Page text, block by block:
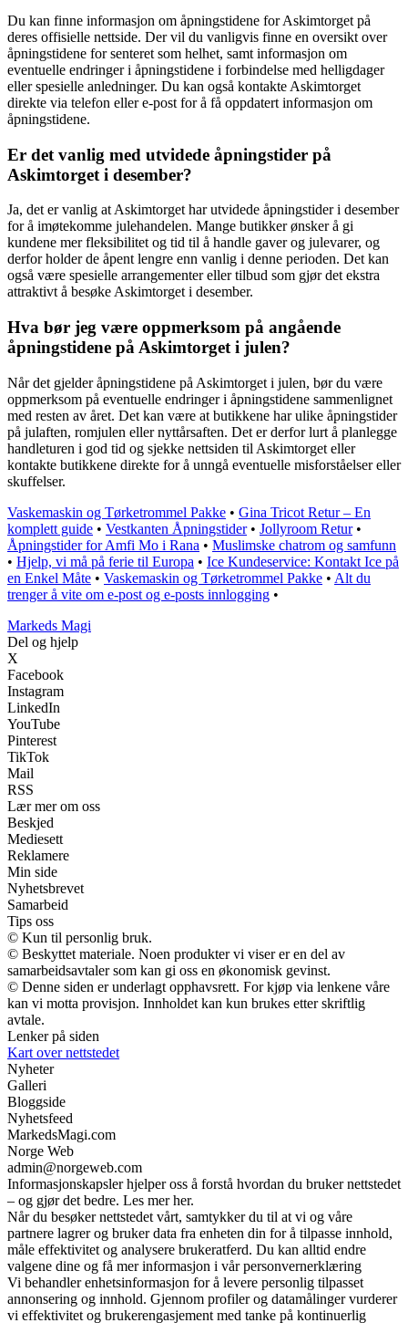
Du kan finne informasjon om åpningstidene for Askimtorget på
deres offisielle nettside. Der vil du vanligvis finne en oversikt over
åpningstidene for senteret som helhet, samt informasjon om
eventuelle endringer i åpningstidene i forbindelse med helligdager
eller spesielle anledninger. Du kan også kontakte Askimtorget
direkte via telefon eller e-post for å få oppdatert informasjon om
åpningstidene.
Er det vanlig med utvidede åpningstider på
Askimtorget i desember?
Ja, det er vanlig at Askimtorget har utvidede åpningstider i desember
for å imøtekomme julehandelen. Mange butikker ønsker å gi
kundene mer fleksibilitet og tid til å handle gaver og julevarer, og
derfor holder de åpent lengre enn vanlig i denne perioden. Det kan
også være spesielle arrangementer eller tilbud som gjør det ekstra
attraktivt å besøke Askimtorget i desember.
Hva bør jeg være oppmerksom på angående
åpningstidene på Askimtorget i julen?
Når det gjelder åpningstidene på Askimtorget i julen, bør du være
oppmerksom på eventuelle endringer i åpningstidene sammenlignet
med resten av året. Det kan være at butikkene har ulike åpningstider
på julaften, romjulen eller nyttårsaften. Det er derfor lurt å planlegge
handleturen i god tid og sjekke nettsiden til Askimtorget eller
kontakte butikkene direkte for å unngå eventuelle misforståelser eller
skuffelser.
Vaskemaskin og Tørketrommel Pakke • Gina Tricot Retur – En
komplett guide • Vestkanten Åpningstider• Jollyroom Retur•
Åpningstider for Amfi Mo i Rana • Muslimske chatrom og samfunn
• Hjelp, vi må på ferie til Europa • Ice Kundeservice: Kontakt Ice på
en Enkel Måte • Vaskemaskin og Tørketrommel Pakke • Alt du
trenger å vite om e-post og e-posts innlogging •
Markeds Magi
Del og hjelp
X
Facebook
Instagram
LinkedIn
YouTube
Pinterest
TikTok
Mail
RSS
Lær mer om oss
Beskjed
Mediesett
Reklamere
Min side
Nyhetsbrevet
Samarbeid
Tips oss
© Kun til personlig bruk.
© Beskyttet materiale. Noen produkter vi viser er en del av
samarbeidsavtaler som kan gi oss en økonomisk gevinst.
© Denne siden er underlagt opphavsrett. For kjøp via lenkene våre
kan vi motta provisjon. Innholdet kan kun brukes etter skriftlig
avtale.
Lenker på siden
Kart over nettstedet
Nyheter
Galleri
Bloggside
Nyhetsfeed
MarkedsMagi.com
Norge Web
admin@norgeweb.com
Informasjonskapsler hjelper oss å forstå hvordan du bruker nettstedet
– og gjør det bedre. Les mer her.
Når du besøker nettstedet vårt, samtykker du til at vi og våre
partnere lagrer og bruker data fra enheten din for å tilpasse innhold,
måle effektivitet og analysere brukeratferd. Du kan alltid endre
valgene dine og få mer informasjon i vår personvernerklæring
Vi behandler enhetsinformasjon for å levere personlig tilpasset
annonsering og innhold. Gjennom profiler og datamålinger vurderer
vi effektivitet og brukerengasjement med tanke på kontinuerlig